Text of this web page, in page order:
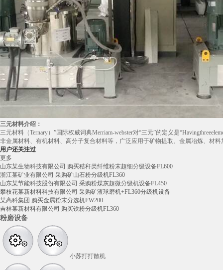
三元材料介绍：
三元材料（Ternary）”国际权威词典Merriam-webster对“三元”的定义是
非金属材料、有机材料、高分子复合材料等，广泛应用于矿物提取、金属冶炼、材
用户还关注过
更多
山东某生物科技有限公司 购买秸秆类纤维粉末超细分级设备FL600
浙江某矿业有限公司 采购矿山石粉分级机FL360
山东某节能科技股份有限公司 采购粉煤灰超微分级机设备FL450
攀枝花某新材料科技有限公司 采购矿渣球磨机+FL360分级机设备
某高科集团 购买金属粉末分选机FW200
吉林某新材料有限公司 购买铁粉分级机FL360
粉磨设备
小苏打打散机